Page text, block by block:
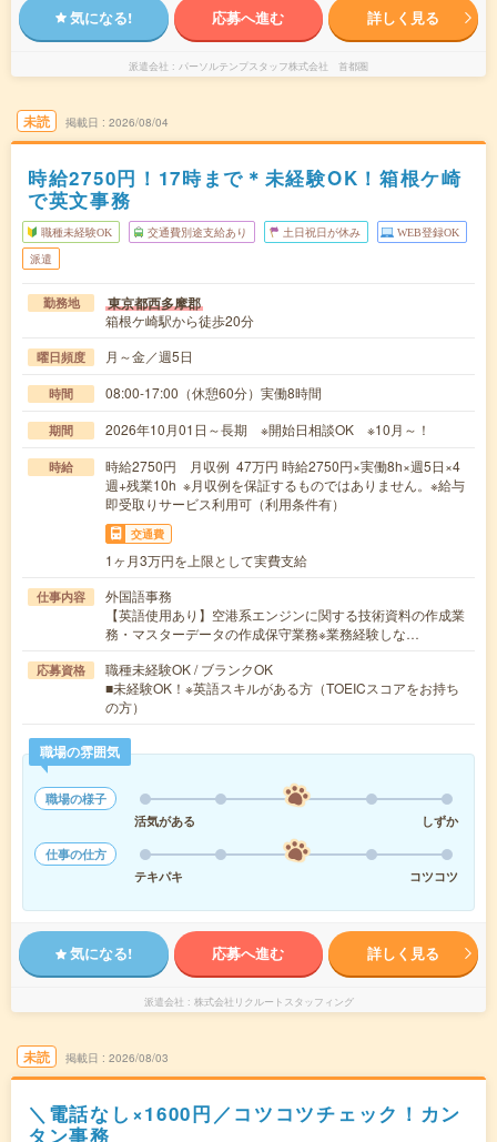
気になる! 応募へ進む 詳しく見る
派遣会社 パーソルテンプスタッフ株式会社 首都圏
未読 掲載日 2026/08/04
時給2750円！17時まで＊未経験OK！箱根ケ崎
で英文事務
職種未経験OK 交通費別途支給あり 土日祝日が休み WEB登録OK
派遣
勤務地 東京都西多摩郡
箱根ケ崎駅から徒歩20分
曜日頻度 月～金／週5日
時間 08:00-17:00（休憩60分）実働8時間
期間 2026年10月01日～長期 ※開始日相談OK ※10月～！
時給
時給2750円 月収例 47万円 時給2750円×実働8h×週5日×4
週+残業10h ※月収例を保証するものではありません。※給与
即受取りサービス利用可（利用条件有）
交通費
1ヶ月3万円を上限として実費支給
仕事内容
外国語事務
【英語使用あり】空港系エンジンに関する技術資料の作成業
務・マスターデータの作成保守業務※業務経験しな…
応募資格
職種未経験OK / ブランクOK
■未経験OK！※英語スキルがある方（TOEICスコアをお持ち
の方）
職場の雰囲気
職場の様子
活気がある
しずか
仕事の仕方
テキパキ
コツコツ
気になる! 応募へ進む 詳しく見る
派遣会社 株式会社リクルートスタッフィング
未読 掲載日 2026/08/03
＼電話なし×1600円／コツコツチェック！カン
タン事務